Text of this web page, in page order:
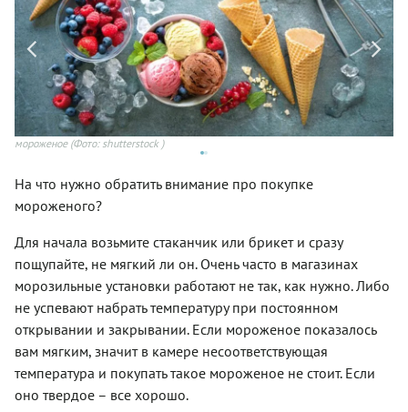
мороженое(Фото: shutterstock )
На что нужно обратить внимание про покупке
мороженого?
Для начала возьмите стаканчик или брикет и сразу
пощупайте, не мягкий ли он. Очень часто в магазинах
морозильные установки работают не так, как нужно. Либо
не успевают набрать температуру при постоянном
открывании и закрывании. Если мороженое показалось
вам мягким, значит в камере несоответствующая
температура и покупать такое мороженое не стоит. Если
оно твердое – все хорошо.